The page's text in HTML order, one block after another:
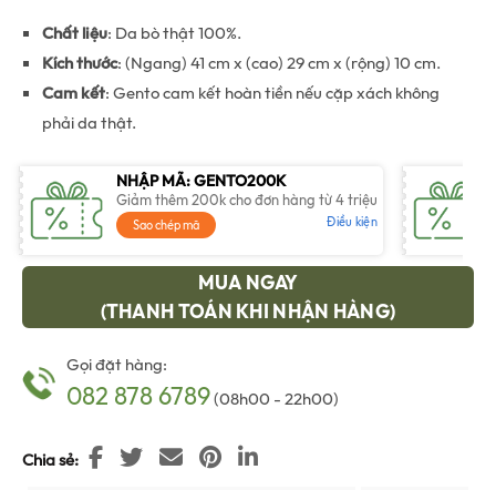
gốc
là:
2,800,000 ₫.
tại
2,500,000 ₫.
Cặp da, cặp da nam, cặp da công sở, cặp da cao cấp
Chất liệu: Da bò thật 100%.
Kích thước: (Ngang) 41 cm x (cao) 29 cm x (rộng) 10 cm.
Cam kết: Gento cam kết hoàn tiền nếu cặp xách không
phải da thật.
NHẬP MÃ: GENTO200K
Giảm thêm 200k cho đơn hàng từ 4 triệu
Sao chép mã Điều kiện
MUA NGAY
(THANH TOÁN KHI NHẬN HÀNG)
Gọi đặt hàng:
082 878 6789(08h00 - 22h00)
Chia sẻ